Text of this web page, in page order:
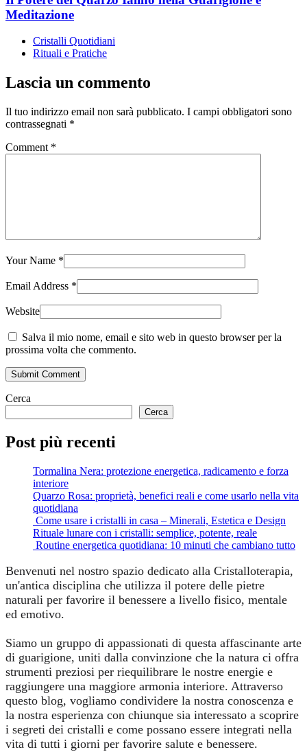
Meditazione
Cristalli Quotidiani
Rituali e Pratiche
Lascia un commento
Il tuo indirizzo email non sarà pubblicato. I campi obbligatori sono
contrassegnati *
Comment *
Your Name *
Email Address *
Website
Salva il mio nome, email e sito web in questo browser per la
prossima volta che commento.
Submit Comment
Cerca
Cerca
Post più recenti
Tormalina Nera: protezione energetica, radicamento e forza
interiore
Quarzo Rosa: proprietà, benefici reali e come usarlo nella vita
quotidiana
Come usare i cristalli in casa – Minerali, Estetica e Design
Rituale lunare con i cristalli: semplice, potente, reale
Routine energetica quotidiana: 10 minuti che cambiano tutto
Benvenuti nel nostro spazio dedicato alla Cristalloterapia,
un'antica disciplina che utilizza il potere delle pietre
naturali per favorire il benessere a livello fisico, mentale
ed emotivo.
Siamo un gruppo di appassionati di questa affascinante arte
di guarigione, uniti dalla convinzione che la natura ci offra
strumenti preziosi per riequilibrare le nostre energie e
raggiungere una maggiore armonia interiore. Attraverso
questo blog, vogliamo condividere la nostra conoscenza e
la nostra esperienza con chiunque sia interessato a scoprire
i segreti dei cristalli e come possano essere integrati nella
vita di tutti i giorni per favorire salute e benessere.